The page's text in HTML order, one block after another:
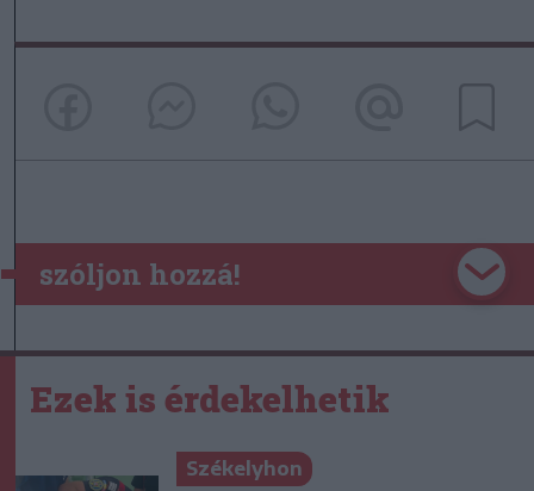
szóljon hozzá!
Ezek is érdekelhetik
Székelyhon